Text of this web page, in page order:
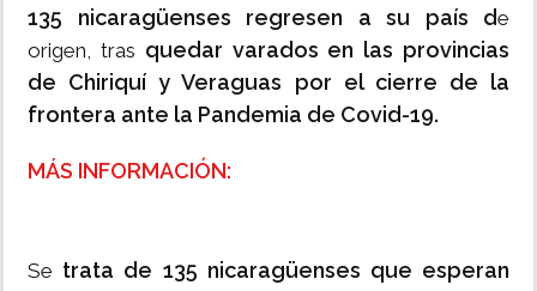
135 nicaragüenses regresen a su país de
origen, tras quedar varados en las provincias
de Chiriquí y Veraguas por el cierre de la
frontera ante la Pandemia de Covid-19.
MÁS INFORMACIÓN:
Se trata de 135 nicaragüenses que esperan